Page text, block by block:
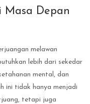
Masa Depan
melawan
lebih dari sekedar
mental, dan
ini tidak hanya menjadi
tetapi juga